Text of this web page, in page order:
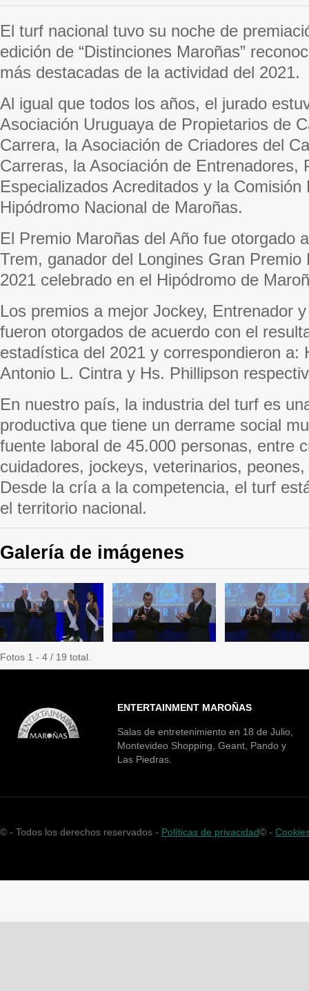
El turf nacional tuvo su noche de
edición de “Distinciones Maroñas”
más destacadas de la actividad del 2021.
Al igual que todos los años, el jurado
Asociación Uruguaya de Propietarios de
Carrera, la Asociación de Criadores del
Carreras, la Asociación de Entrenadores,
Especializados Acreditados y la Comisión
Hipódromo Nacional de Maroñas.
El Premio Maroñas del Año fue otorgado
Trem, ganador del Longines Gran Premio
2021 celebrado en el Hipódromo de
Los premios a mejor Jockey, Entrenador
fueron otorgados de acuerdo con el
estadística del 2021 y correspondieron a:
Antonio L. Cintra y Hs. Phillipson
En nuestro país, la industria del turf es
productiva que tiene un derrame social
fuente laboral de 45.000 personas, entre
cuidadores, jockeys, veterinarios,
Desde la cría a la competencia, el turf
el territorio nacional.
Galería de imágenes
Fotos 1 - 4 / 19 total.
ENTERTAINMENT MAROÑAS
Salas de entretenimiento en 18 de Julio,
Montevideo Shopping, Geant, Pando y
Las Piedras.
© - Todos los derechos reservados - Políticas de privacidad© -